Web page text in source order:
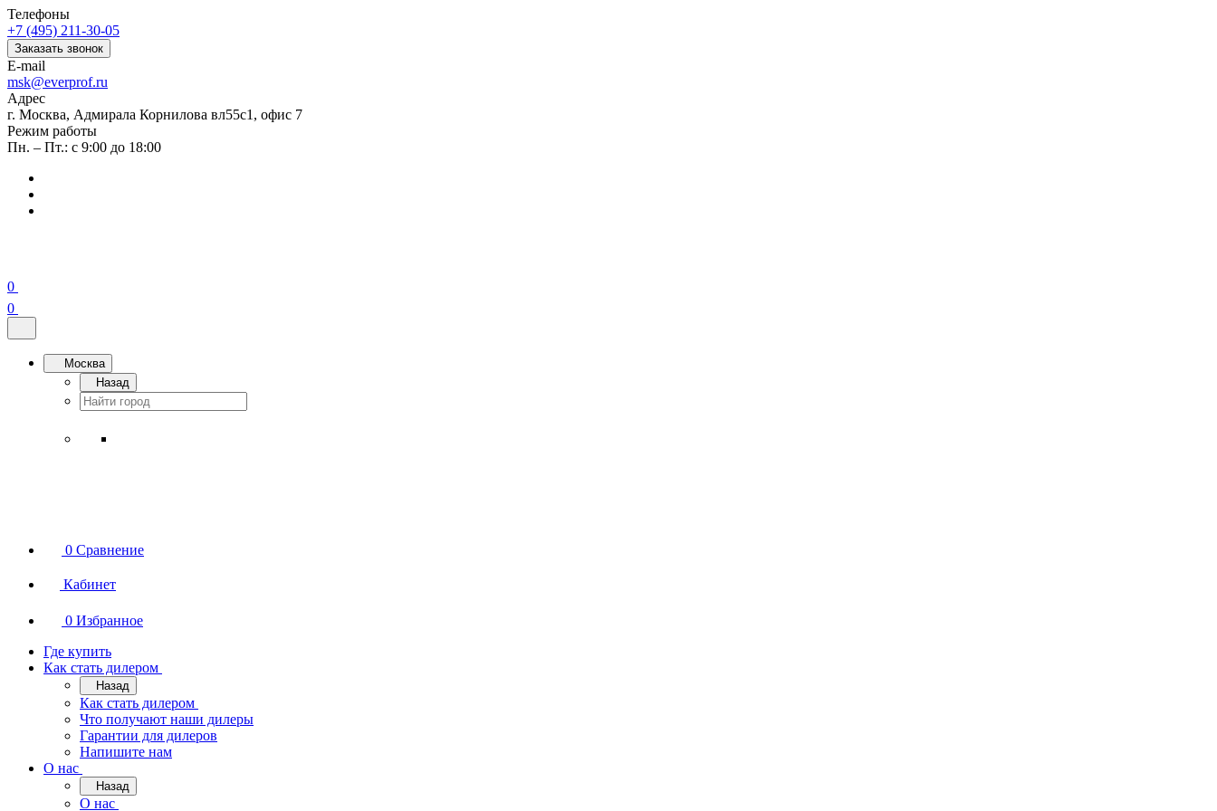
Телефоны
+7 (495) 211-30-05
Заказать звонок
E-mail
msk@everprof.ru
Адрес
г. Москва, Адмирала Корнилова вл55с1, офис 7
Режим работы
Пн. – Пт.: с 9:00 до 18:00
0
0
Москва
Назад
0 Сравнение
Кабинет
0 Избранное
Где купить
Как стать дилером
Назад
Как стать дилером
Что получают наши дилеры
Гарантии для дилеров
Напишите нам
О нас
Назад
О нас